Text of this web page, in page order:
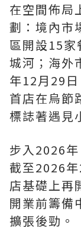
在空間佈局
劃：境內市
區開設15家
城河；海外
年12月29
首店在烏節
標誌著遇見
步入2026
截至2026
店基礎上再
開業前籌備
擴張後勁。